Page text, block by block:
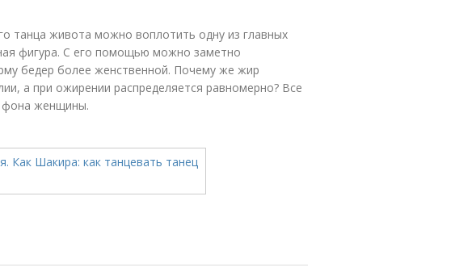
танца живота можно воплотить одну из главных
фигура. С его помощью можно заметно
бедер более женственной. Почему же жир
а при ожирении распределяется равномерно? Все
фона женщины.